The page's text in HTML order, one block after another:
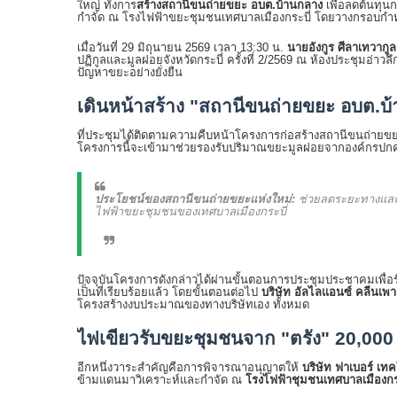
ใหญ่ ทั้งการสร้างสถานีขนถ่ายขยะ อบต.บ้านกลาง เพื่อลดต้นทุน
กำจัด ณ โรงไฟฟ้าขยะชุมชนเทศบาลเมืองกระบี่ โดยวางกรอบ
เมื่อวันที่ 29 มิถุนายน 2569 เวลา 13:30 น. นายอังกูร ศีลาเทวากู
ปฏิกูลและมูลฝอยจังหวัดกระบี่ ครั้งที่ 2/2569 ณ ห้องประชุมอ่าว
ปัญหาขยะอย่างยั่งยืน
เดินหน้าสร้าง "สถานีขนถ่ายขยะ อบต.
ที่ประชุมได้ติดตามความคืบหน้าโครงการก่อสร้างสถานีขนถ่าย
โครงการนี้จะเข้ามาช่วยรองรับปริมาณขยะมูลฝอยจากองค์กรป
ประโยชน์ของสถานีขนถ่ายขยะแห่งใหม่: ช่วยลดระยะทางแ
ไฟฟ้าขยะชุมชนของเทศบาลเมืองกระบี่
ปัจจุบันโครงการดังกล่าวได้ผ่านขั้นตอนการประชุมประชาคมเพื่
เป็นที่เรียบร้อยแล้ว โดยขั้นตอนต่อไป บริษัท อัลไลแอนซ์ คลีนเพา
โครงสร้างงบประมาณของทางบริษัทเอง ทั้งหมด
ไฟเขียวรับขยะชุมชนจาก "ตรัง"
อีกหนึ่งวาระสำคัญคือการพิจารณาอนุญาตให้ บริษัท ฟาเบอร์ เท
ข้ามแดนมาวิเคราะห์และกำจัด ณ โรงไฟฟ้าชุมชนเทศบาลเมืองก